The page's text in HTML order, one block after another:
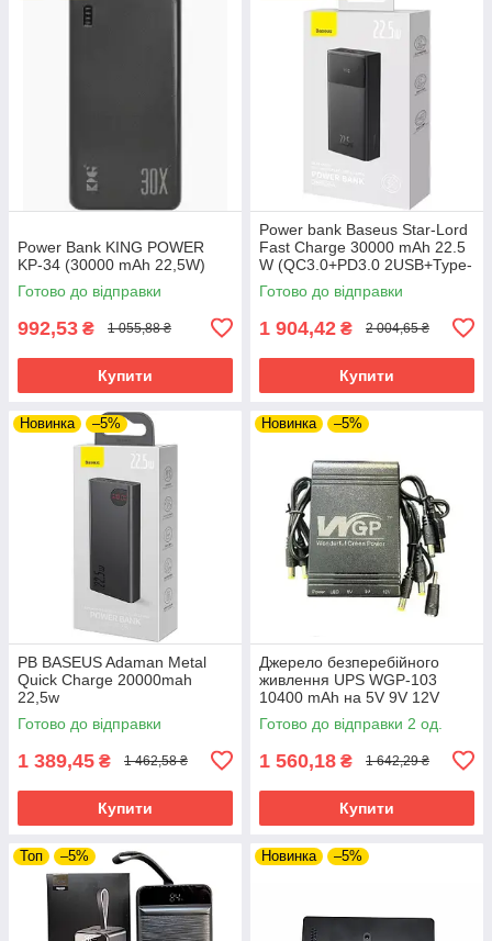
Power Bank KING POWER
KP-34 (30000 mAh 22,5W)
Готово до відправки
992,53 ₴ 1 055,88 ₴
Купити
Power bank Baseus Star-Lord
Fast Charge 30000 mAh 22.5
W (QC3.0+PD3.0 2USB+Type-
C)
Готово до відправки
1 904,42 ₴ 2 004,65 ₴
Купити
Новинка –5%
PB BASEUS Adaman Metal
Quick Charge 20000mah
22,5w
Готово до відправки
1 389,45 ₴ 1 462,58 ₴
Купити
Новинка –5%
Джерело безперебійного
живлення UPS WGP-103
10400 mAh на 5V 9V 12V
Чорний
Готово до відправки 2 од.
1 560,18 ₴ 1 642,29 ₴
Купити
Топ –5% Новинка –5%